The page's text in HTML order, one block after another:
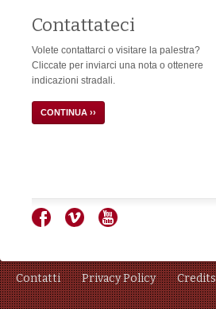
Contattateci
Volete contattarci o visitare la palestra?
Cliccate per inviarci una nota o ottenere
indicazioni stradali.
CONTINUA ››
Contatti Privacy Policy Credits